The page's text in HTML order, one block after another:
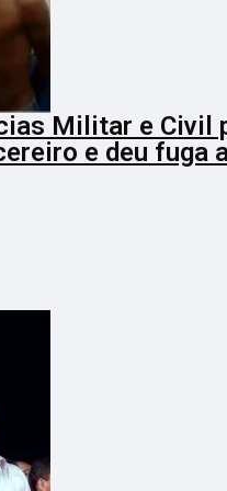
Militar e Civil
e deu fuga